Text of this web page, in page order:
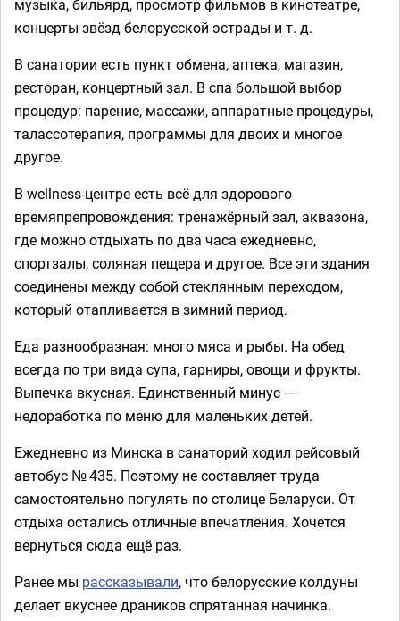
музыка, бильярд, просмотр фильмов в кинотеатре,
концерты звёзд белорусской эстрады и т. д.
В санатории есть пункт обмена, аптека, магазин,
ресторан, концертный зал. В спа большой выбор
процедур: парение, массажи, аппаратные процедуры,
талассотерапия, программы для двоих и многое
другое.
В wellness-центре есть всё для здорового
времяпрепровождения: тренажёрный зал, аквазона,
где можно отдыхать по два часа ежедневно,
спортзалы, соляная пещера и другое. Все эти здания
соединены между собой стеклянным переходом,
который отапливается в зимний период.
Еда разнообразная: много мяса и рыбы. На обед
всегда по три вида супа, гарниры, овощи и фрукты.
Выпечка вкусная. Единственный минус —
недоработка по меню для маленьких детей.
Ежедневно из Минска в санаторий ходил рейсовый
автобус № 435. Поэтому не составляет труда
самостоятельно погулять по столице Беларуси. От
отдыха остались отличные впечатления. Хочется
вернуться сюда ещё раз.
Ранее мы рассказывали, что белорусские колдуны
делает вкуснее драников спрятанная начинка.